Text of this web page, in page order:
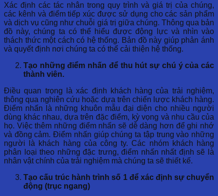
Xác định các tác nhân trong quy trình và giá trị của chúng,
các kênh và điểm tiếp xúc được sử dụng cho các sản phẩm
và dịch vụ cũng như chuỗi giá trị giữa chúng. Thông qua bản
đồ này, chúng ta có thể hiểu được động lực và nhìn vào
thách thức một cách có hệ thống. Bản đồ này giúp phản ánh
và quyết định nơi chúng ta có thể cải thiện hệ thống.
Tạo những điểm nhấn để thu hút sự chú ý của các
thành viên.
Điều quan trọng là xác định khách hàng của trải nghiệm,
thông qua nghiên cứu hoặc dựa trên chiến lược khách hàng.
Điểm nhấn là những khuôn mẫu đại diện cho nhiều người
dùng khác nhau, dựa trên đặc điểm, kỳ vọng và nhu cầu của
họ. Việc thêm những điểm nhấn sẽ dễ dàng hơn để ghi nhớ
và đồng cảm. Điểm nhấn giúp chúng ta tập trung vào những
người là khách hàng của công ty. Các nhóm khách hàng
phân loại theo những đặc trưng, điểm nhấn nhất định sẽ là
nhân vật chính của trải nghiệm mà chúng ta sẽ thiết kế.
Tạo cấu trúc hành trình số 1 để xác định sự chuyển
động (trục ngang)